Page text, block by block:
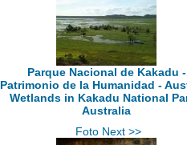
Parque Nacional de Kakadu -
Patrimonio de la Humanidad -
Wetlands in Kakadu National
Australia
Foto Next >>